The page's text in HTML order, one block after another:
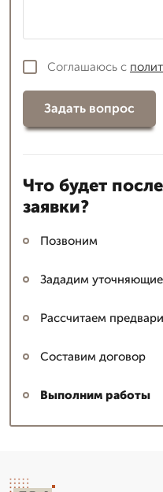
Соглашаюсь с
Задать вопрос
Что будет
заявки?
Позвоним
Зададим
Рассчитаем
Составим договор
Выполним работы